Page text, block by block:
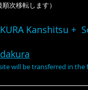
次移転します）
Kanshitsu +
will be transferred in the